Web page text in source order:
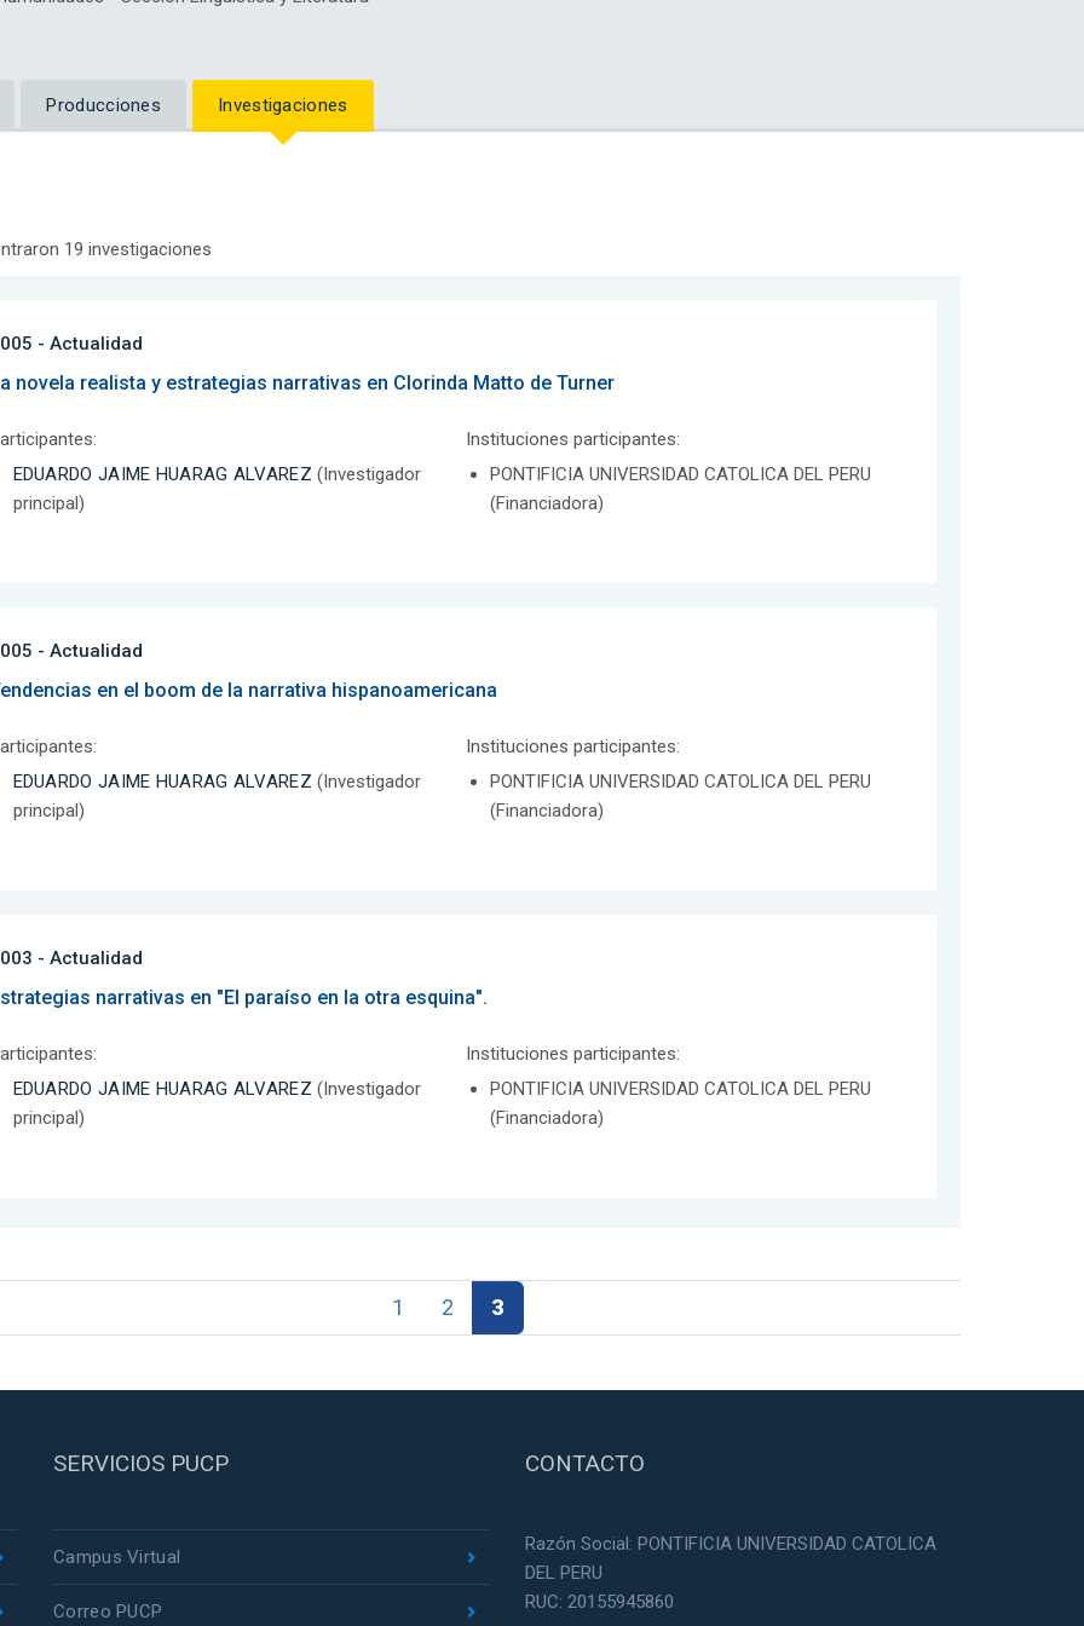
Producciones Investigaciones
19 investigaciones
- Actualidad
novela realista y estrategias narrativas en Clorinda Matto de Turner
EDUARDO JAIME HUARAG ALVAREZ (Investigador
principal)
Instituciones participantes:
PONTIFICIA UNIVERSIDAD CATOLICA DEL PERU
(Financiadora)
- Actualidad
en el boom de la narrativa hispanoamericana
EDUARDO JAIME HUARAG ALVAREZ (Investigador
principal)
Instituciones participantes:
PONTIFICIA UNIVERSIDAD CATOLICA DEL PERU
(Financiadora)
- Actualidad
narrativas en "El paraíso en la otra esquina".
EDUARDO JAIME HUARAG ALVAREZ (Investigador
principal)
Instituciones participantes:
PONTIFICIA UNIVERSIDAD CATOLICA DEL PERU
(Financiadora)
1 2 3
SERVICIOS PUCP
Campus Virtual
Correo PUCP
CONTACTO
Razón Social: PONTIFICIA UNIVERSIDAD CATOLICA
DEL PERU
RUC: 20155945860